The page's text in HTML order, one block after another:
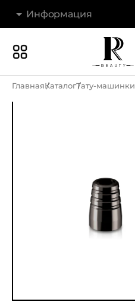
Информация
Наши магазины
Гарантия и возврат
ГлавнаяКаталогТату-машинки